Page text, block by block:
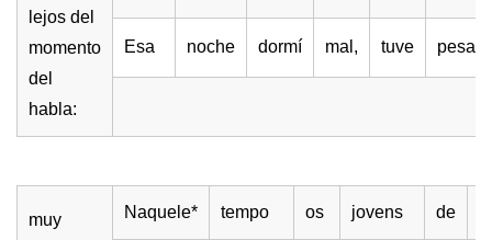
lejos del
momento
del
habla:
Esa noche dormí mal, tuve
muy
Naquele* tempo os jovens de